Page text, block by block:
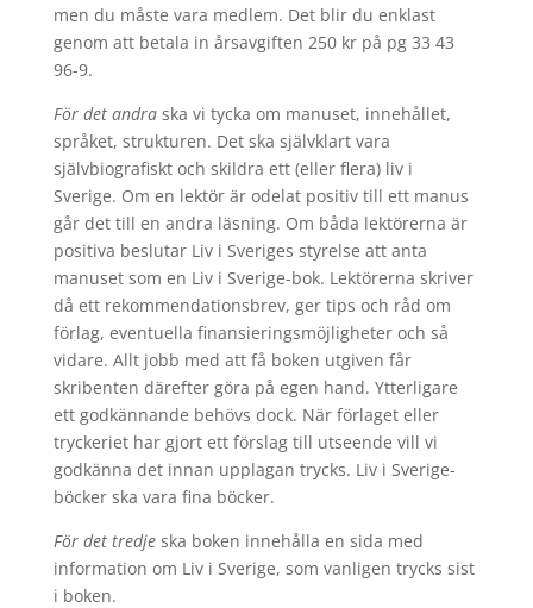
men du måste vara medlem. Det blir du enklast
genom att betala in årsavgiften 250 kr på pg 33 43
96-9.
För det andraska vi tycka om manuset, innehållet,
språket, strukturen. Det ska självklart vara
självbiografiskt och skildra ett (eller flera) liv i
Sverige. Om en lektör är odelat positiv till ett manus
går det till en andra läsning. Om båda lektörerna är
positiva beslutar Liv i Sveriges styrelse att anta
manuset som en Liv i Sverige-bok. Lektörerna skriver
då ett rekommendationsbrev, ger tips och råd om
förlag, eventuella finansieringsmöjligheter och så
vidare. Allt jobb med att få boken utgiven får
skribenten därefter göra på egen hand. Ytterligare
ett godkännande behövs dock. När förlaget eller
tryckeriet har gjort ett förslag till utseende vill vi
godkänna det innan upplagan trycks. Liv i Sverige-
böcker ska vara fina böcker.
För det tredjeska boken innehålla en sida med
information om Liv i Sverige, som vanligen trycks sist
i boken.